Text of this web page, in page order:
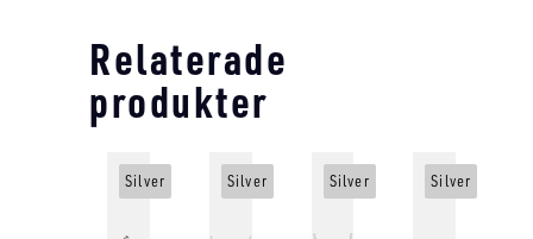
Relaterade
produkter
Silver Silver Silver Silver